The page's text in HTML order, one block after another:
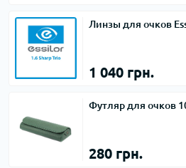
Линзы для очков
1 040 грн.
Футляр для очков
280 грн.